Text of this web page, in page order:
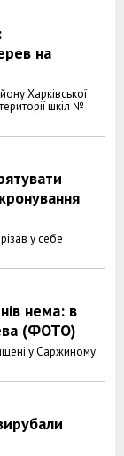
на
Харківської
шкіл №
у себе
нема: в
(ФОТО)
у Саржиному